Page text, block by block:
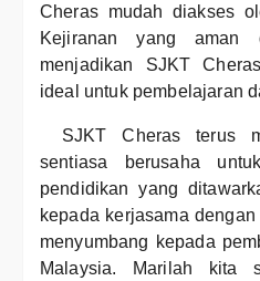
Cheras mudah diakses
Kejiranan yang aman
menjadikan SJKT
ideal untuk pembelajaran
SJKT Cheras terus
sentiasa berusaha
pendidikan yang
kepada kerjasama
menyumbang kepada
Malaysia. Marilah kita